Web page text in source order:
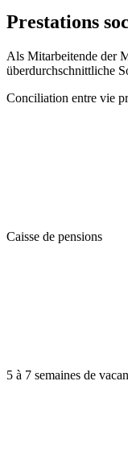
Prestations
Als Mitarbeitende der
überdurchschnittliche
Conciliation entre vie
Caisse de pensions
5 à 7 semaines de